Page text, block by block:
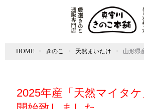
HOME きのこ 天然まいたけ 山形県
2025年産「天然マイタ